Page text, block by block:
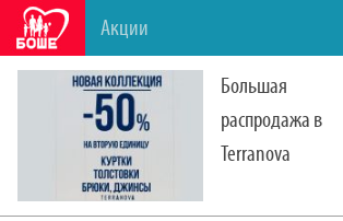
Акции
Большая
распродажа в
Terranova